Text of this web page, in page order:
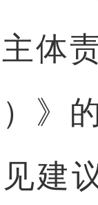
体
》
建